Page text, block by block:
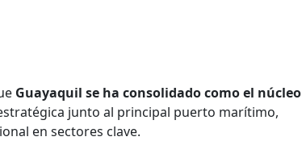
Guayaquil se ha consolidado como el núcleo
junto al principal puerto marítimo,
en sectores clave.